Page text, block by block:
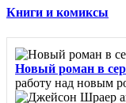
Книги и комиксы
Новый роман в
работу над новым